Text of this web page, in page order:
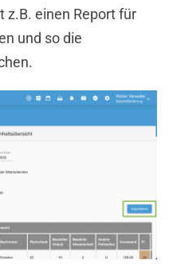
z.B. einen Report für
und so die